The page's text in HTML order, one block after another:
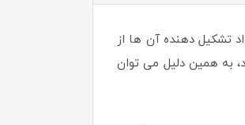
تشکیل دهنده آن ها از
همین دلیل می توان